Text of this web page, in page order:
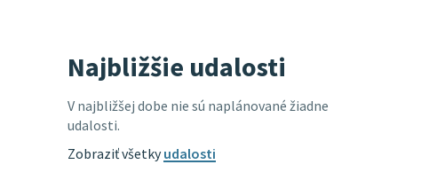
Najbližšie udalosti
V najbližšej dobe nie sú naplánované žiadne
udalosti.
Zobraziť všetkyudalosti